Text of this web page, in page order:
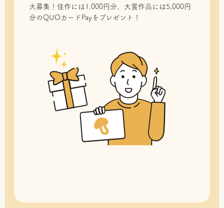
大募集！佳作には1,000円分、大賞作品には5,000円
分のQUOカードPayをプレゼント！